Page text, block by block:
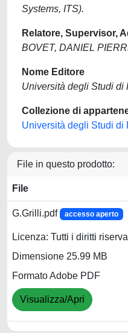
Systems, ITS).
Relatore, Supervisor,
BOVET, DANIEL
Nome Editore
Università degli Studi di
Collezione di
Università degli Studi di
File in questo prodotto:
File
G.Grilli.pdf accesso aperto
Licenza: Tutti i diritti
Dimensione 25.99 MB
Formato Adobe PDF
Visualizza/Apri